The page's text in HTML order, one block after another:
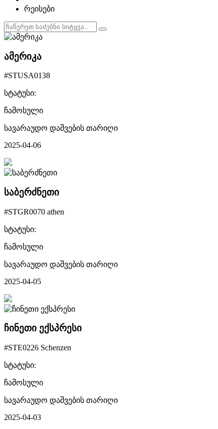
რეისები
ამერიკა
#STUSA0138
სტატუსი:
ჩამოსული
სავარაუდო დაშვების თარიღი
2025-04-06
საბერძნეთი
#STGR0070 athen
სტატუსი:
ჩამოსული
სავარაუდო დაშვების თარიღი
2025-04-05
ჩინეთი ექსპრესი
#STE0226 Schenzen
სტატუსი:
ჩამოსული
სავარაუდო დაშვების თარიღი
2025-04-03